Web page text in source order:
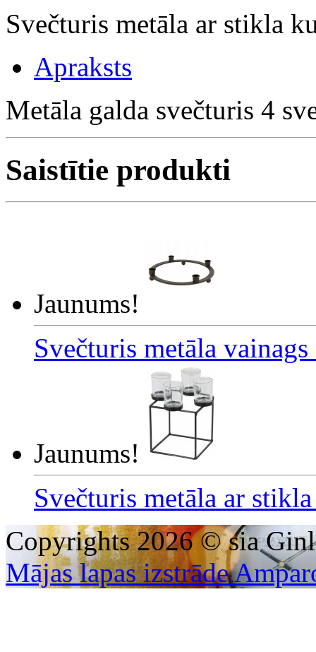
Svečturis metāla ar stikla
Apraksts
Metāla galda svečturis 4
Saistītie produkti
Jaunums!
Svečturis metāla
Jaunums!
Svečturis metāla ar
Copyrights 2026 © sia
Mājas lapas izstrāde